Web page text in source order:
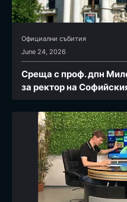
Официални събития
June 24, 2026
Среща с проф. дпн
за ректор на